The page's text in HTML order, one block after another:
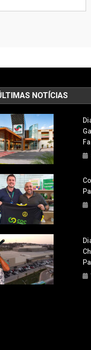
NOTÍCIAS